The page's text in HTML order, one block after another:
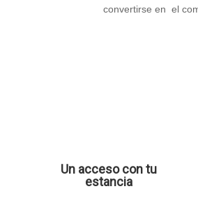
convertirse en el
Un acceso con tu
estancia